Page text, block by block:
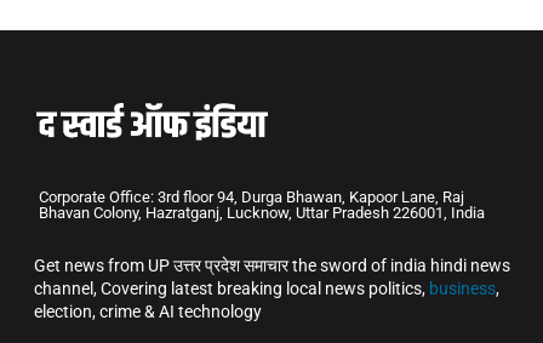
Corporate Office: 3rd floor 94, Durga Bhawan, Kapoor Lane, Raj
Bhavan Colony, Hazratganj, Lucknow, Uttar Pradesh 226001, India
Get news from UP उत्तर प्रदेश समाचार the sword of india hindi news
channel, Covering latest breaking local news politics, business,
election, crime & AI technology